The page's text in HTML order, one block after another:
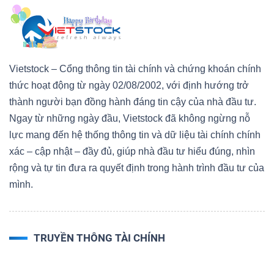
Vietstock – Cổng thông tin tài chính và chứng khoán chính
thức hoạt động từ ngày 02/08/2002, với định hướng trở
thành người bạn đồng hành đáng tin cậy của nhà đầu tư.
Ngay từ những ngày đầu, Vietstock đã không ngừng nỗ
lực mang đến hệ thống thông tin và dữ liệu tài chính chính
xác – cập nhật – đầy đủ, giúp nhà đầu tư hiểu đúng, nhìn
rộng và tự tin đưa ra quyết định trong hành trình đầu tư của
mình.
TRUYỀN THÔNG TÀI CHÍNH